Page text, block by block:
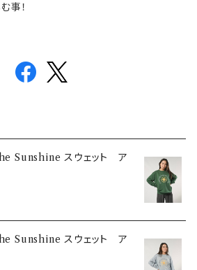
事！
Sunshine スウェット ア
Sunshine スウェット ア